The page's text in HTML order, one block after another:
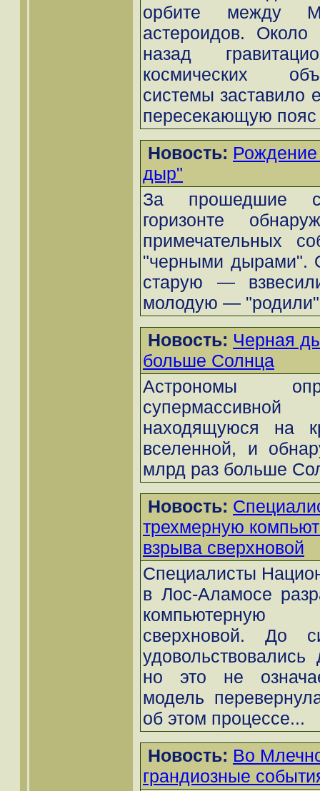
орбите между
астероидов.
назад
космических
системы заставило
пересекающую пояс
Новость:
дыр"
За прошедшие
горизонте
примечательных
"черными дырами".
старую —
молодую —
Новость: Черная
больше Солнца
Астрономы
находящуюся на
вселенной, и
млрд раз больше
Новость:
трехмерную
взрыва сверхновой
Специалисты
в Лос-Аламосе
сверхновой. До
но это не
модель
об этом процессе...
Новость: Во
грандиозные